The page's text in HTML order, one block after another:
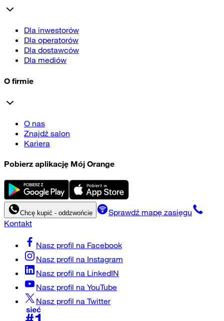
Dla inwestorów
Dla operatorów
Dla dostawców
Dla mediów
O firmie
O nas
Znajdź salon
Kariera
Pobierz aplikację Mój Orange
Chcę kupić - oddzwońcie
Sprawdź mapę zasięgu
Kontakt
Nasz profil na Facebook
Nasz profil na Instagram
Nasz profil na LinkedIN
Nasz profil na YouTube
Nasz profil na Twitter